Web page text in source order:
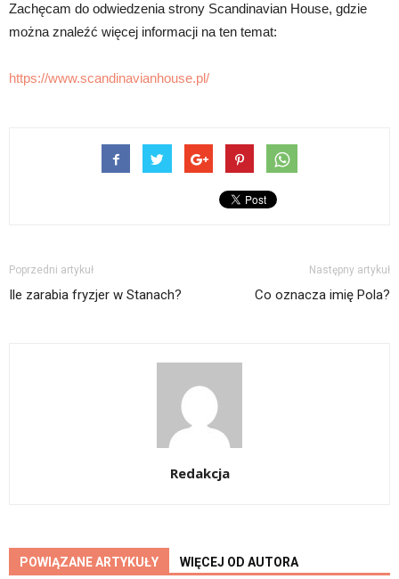
Zachęcam do odwiedzenia strony Scandinavian House, gdzie
można znaleźć więcej informacji na ten temat:
https://www.scandinavianhouse.pl/
Poprzedni artykuł
Ile zarabia fryzjer w Stanach?
Następny artykuł
Co oznacza imię Pola?
Redakcja
POWIĄZANE ARTYKUŁY WIĘCEJ OD AUTORA